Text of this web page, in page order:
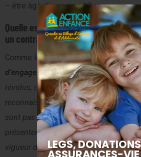
– être âgé d’au moins 18 ans
Quelle est la différence entre un
un contrat engagement jeune ?
Comme le précisele gouvernement, «
d’engagement jeunes’adresse aux
révolus, ou 29 ans révolus lorsqu’ils
reconnaissance de la qualité de
sont pas étudiants, ne suivent pas une
présentent des difficultés d’accès à
vigueur depuis le 1ermars 2022, le